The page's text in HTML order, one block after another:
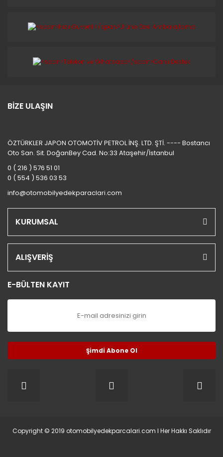
BİZE ULAŞIN
ÖZTÜRKLER JAPON OTOMOTİV PETROL İNŞ. LTD. ŞTİ. ---- Bostancı
Oto San. Sit. DoğanBey Cad. No:33 Ataşehir/İstanbul
0 ( 216 ) 576 51 01
0 ( 554 ) 536 03 53
info@otomobilyedekparaclari.com
KURUMSAL
ALIŞVERİŞ
E-BÜLTEN KAYIT
Şimdi Abone Ol
Copyright © 2019 otomobilyedekparcalari.com l Her Hakkı Saklıdır